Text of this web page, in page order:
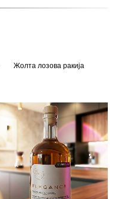
Жолта лозова ракија